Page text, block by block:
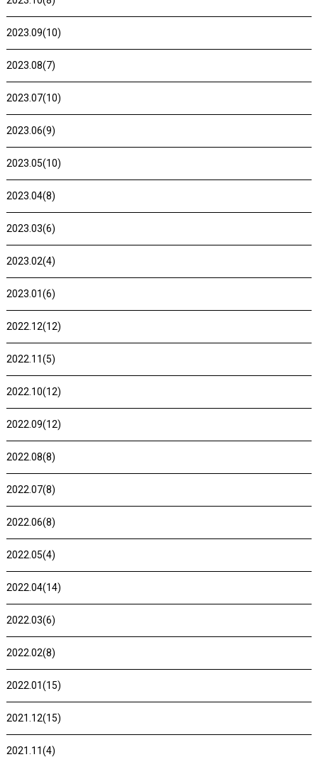
2023.09(10)
2023.08(7)
2023.07(10)
2023.06(9)
2023.05(10)
2023.04(8)
2023.03(6)
2023.02(4)
2023.01(6)
2022.12(12)
2022.11(5)
2022.10(12)
2022.09(12)
2022.08(8)
2022.07(8)
2022.06(8)
2022.05(4)
2022.04(14)
2022.03(6)
2022.02(8)
2022.01(15)
2021.12(15)
2021.11(4)